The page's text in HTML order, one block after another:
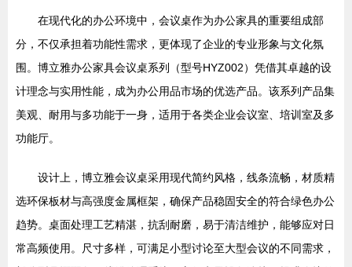
在现代化的办公环境中，会议桌作为办公家具的重要组成部
分，不仅承担着功能性需求，更体现了企业的专业形象与文化氛
围。博立雅办公家具会议桌系列（型号HYZ002）凭借其卓越的设
计理念与实用性能，成为办公用品市场的优选产品。该系列产品集
美观、耐用与多功能于一身，适用于各类企业会议室、培训室及多
功能厅。
设计上，博立雅会议桌采用现代简约风格，线条流畅，材质精
选环保板材与高强度金属框架，确保产品稳固安全的符合绿色办公
趋势。桌面处理工艺精湛，抗刮耐磨，易于清洁维护，能够应对日
常高频使用。尺寸多样，可满足小型讨论至大型会议的不同需求，